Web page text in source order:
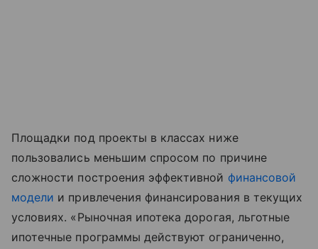
Площадки под проекты в классах ниже
пользовались меньшим спросом по причине
сложности построения эффективной финансовой
модели и привлечения финансирования в текущих
условиях. «Рыночная ипотека дорогая, льготные
ипотечные программы действуют ограниченно,